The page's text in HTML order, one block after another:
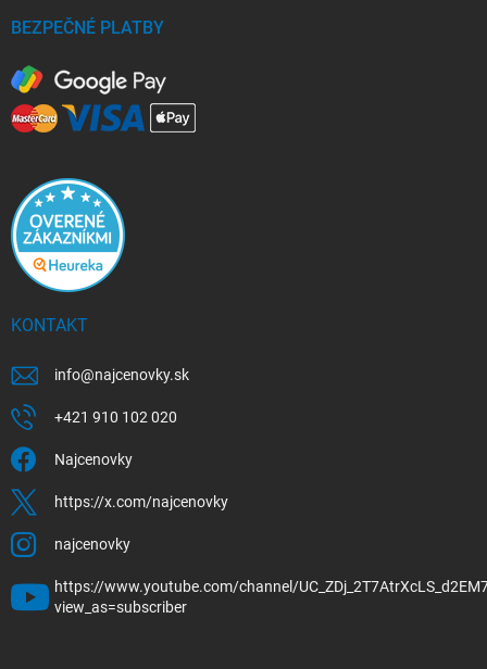
BEZPEČNÉ PLATBY
KONTAKT
info@najcenovky.sk
+421 910 102 020
Najcenovky
https://x.com/najcenovky
najcenovky
https://www.youtube.com/channel/
view_as=subscriber